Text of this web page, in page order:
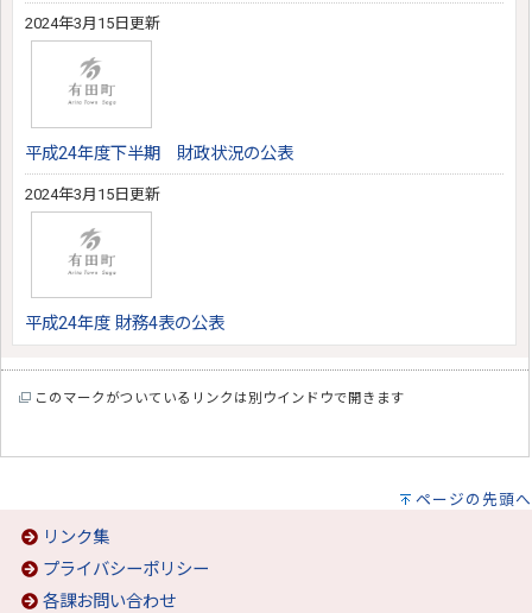
2024年3月15日更新
平成24年度下半期 財政状況の公表
2024年3月15日更新
平成24年度 財務4表の公表
このマークがついているリンクは別ウインドウで開きます
ページの先頭へ
リンク集
プライバシーポリシー
各課お問い合わせ